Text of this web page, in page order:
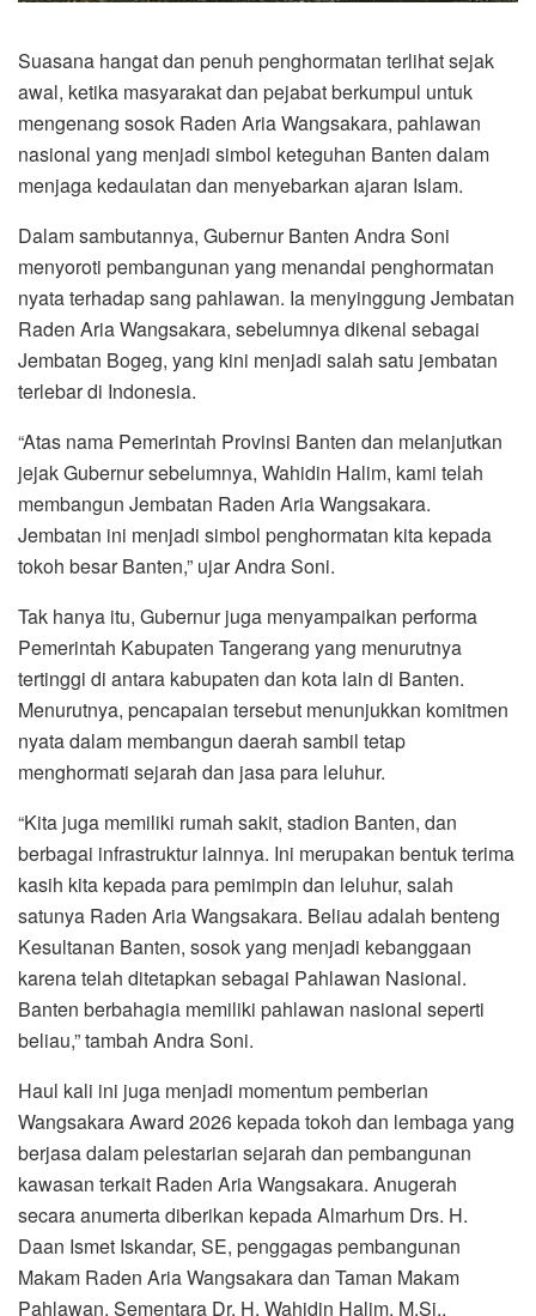
Suasana hangat dan penuh penghormatan terlihat sejak
awal, ketika masyarakat dan pejabat berkumpul untuk
mengenang sosok Raden Aria Wangsakara, pahlawan
nasional yang menjadi simbol keteguhan Banten dalam
menjaga kedaulatan dan menyebarkan ajaran Islam.
Dalam sambutannya, Gubernur Banten Andra Soni
menyoroti pembangunan yang menandai penghormatan
nyata terhadap sang pahlawan. Ia menyinggung Jembatan
Raden Aria Wangsakara, sebelumnya dikenal sebagai
Jembatan Bogeg, yang kini menjadi salah satu jembatan
terlebar di Indonesia.
“Atas nama Pemerintah Provinsi Banten dan melanjutkan
jejak Gubernur sebelumnya, Wahidin Halim, kami telah
membangun Jembatan Raden Aria Wangsakara.
Jembatan ini menjadi simbol penghormatan kita kepada
tokoh besar Banten,” ujar Andra Soni.
Tak hanya itu, Gubernur juga menyampaikan performa
Pemerintah Kabupaten Tangerang yang menurutnya
tertinggi di antara kabupaten dan kota lain di Banten.
Menurutnya, pencapaian tersebut menunjukkan komitmen
nyata dalam membangun daerah sambil tetap
menghormati sejarah dan jasa para leluhur.
“Kita juga memiliki rumah sakit, stadion Banten, dan
berbagai infrastruktur lainnya. Ini merupakan bentuk terima
kasih kita kepada para pemimpin dan leluhur, salah
satunya Raden Aria Wangsakara. Beliau adalah benteng
Kesultanan Banten, sosok yang menjadi kebanggaan
karena telah ditetapkan sebagai Pahlawan Nasional.
Banten berbahagia memiliki pahlawan nasional seperti
beliau,” tambah Andra Soni.
Haul kali ini juga menjadi momentum pemberian
Wangsakara Award 2026 kepada tokoh dan lembaga yang
berjasa dalam pelestarian sejarah dan pembangunan
kawasan terkait Raden Aria Wangsakara. Anugerah
secara anumerta diberikan kepada Almarhum Drs. H.
Daan Ismet Iskandar, SE, penggagas pembangunan
Makam Raden Aria Wangsakara dan Taman Makam
Pahlawan. Sementara Dr. H. Wahidin Halim, M.Si.,